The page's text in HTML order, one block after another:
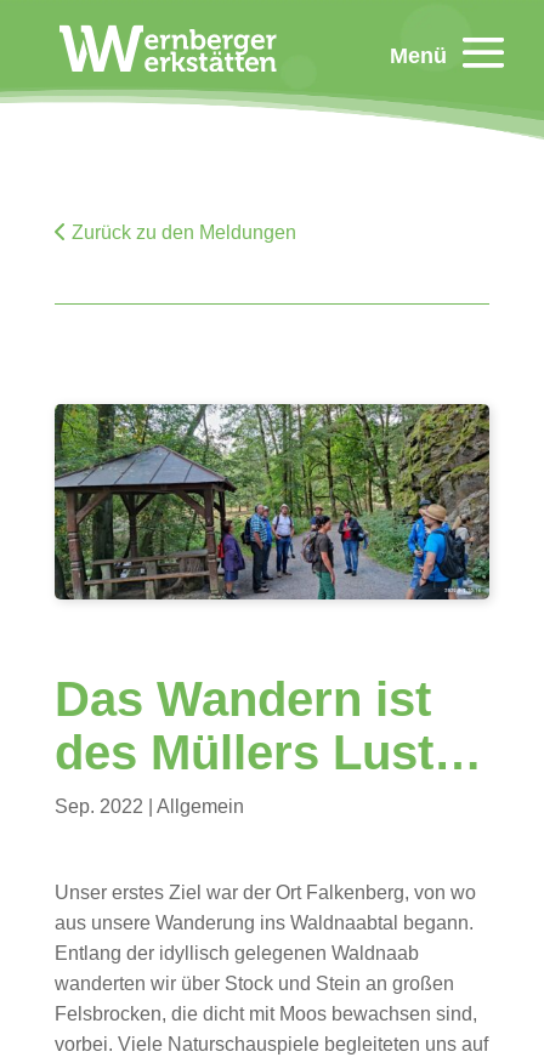
Menü
Zurück zu den Meldungen
Das Wandern ist
des Müllers Lust…
Sep. 2022 | Allgemein
Unser erstes Ziel war der Ort Falkenberg, von wo
aus unsere Wanderung ins Waldnaabtal begann.
Entlang der idyllisch gelegenen Waldnaab
wanderten wir über Stock und Stein an großen
Felsbrocken, die dicht mit Moos bewachsen sind,
vorbei. Viele Naturschauspiele begleiteten uns auf